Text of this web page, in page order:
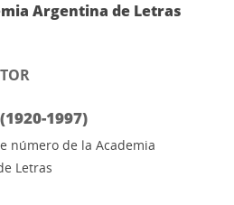
Argentina de Letras
1997)
número de la Academia
Letras